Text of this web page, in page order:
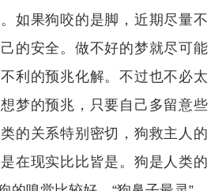
如果狗咬的是脚，近期尽量不
的安全。做不好的梦就尽可能
利的预兆化解。不过也不必太
梦的预兆，只要自己多留意些
的关系特别密切，狗救主人的
在现实比比皆是。狗是人类的